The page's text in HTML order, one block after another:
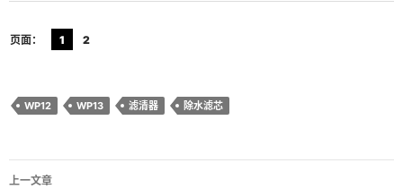
页面： 1 2
WP12 WP13 滤清器 除水滤芯
文
上一文章